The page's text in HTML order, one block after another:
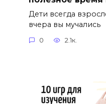
Дети всегда
вчера вы мучались
0 2.1к.